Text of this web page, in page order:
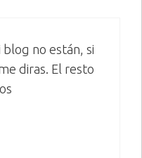
no están, si
diras. El resto